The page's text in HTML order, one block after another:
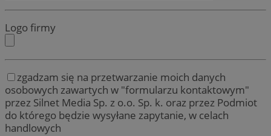
Logo firmy
zgadzam się na przetwarzanie moich danych
osobowych zawartych w "formularzu kontaktowym"
przez Silnet Media Sp. z o.o. Sp. k. oraz przez Podmiot
do którego będzie wysyłane zapytanie, w celach
handlowych